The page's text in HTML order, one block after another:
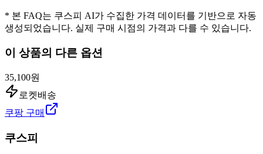
* 본 FAQ는 쿠스피 AI가 수집한 가격 데이터를 기반으로 자동
생성되었습니다. 실제 구매 시점의 가격과 다를 수 있습니다.
이 상품의 다른 옵션
35,100원
로켓배송
쿠팡 구매
쿠스피